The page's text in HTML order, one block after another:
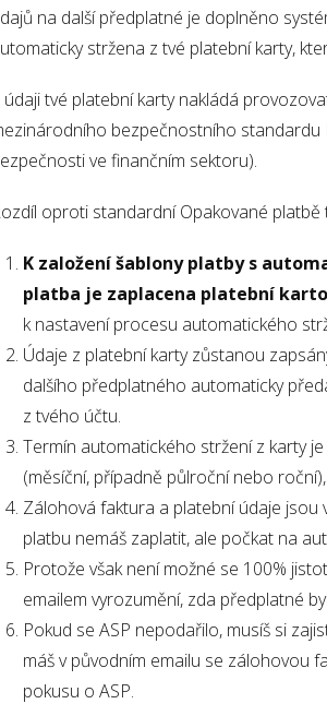
na další předplatné je doplněno
stržena z tvé platební karty,
údaji tvé platební karty nakládá
bezpečnostního standardu
ve finančním sektoru).
oproti standardní Opakované
K založení šablony platby s
platba je zaplacena platební
k nastavení procesu automatického
Údaje z platební karty zůstanou
dalšího předplatného automaticky
z tvého účtu.
Termín automatického stržení z karty
(měsíční, případně půlroční nebo
Zálohová faktura a platební údaje jsou
platbu nemáš zaplatit, ale počkat na
Protože však není možné se 100%
emailem vyrozumění, zda předplatné
Pokud se ASP nepodařilo, musíš si
máš v původním emailu se zálohovou
pokusu o ASP.